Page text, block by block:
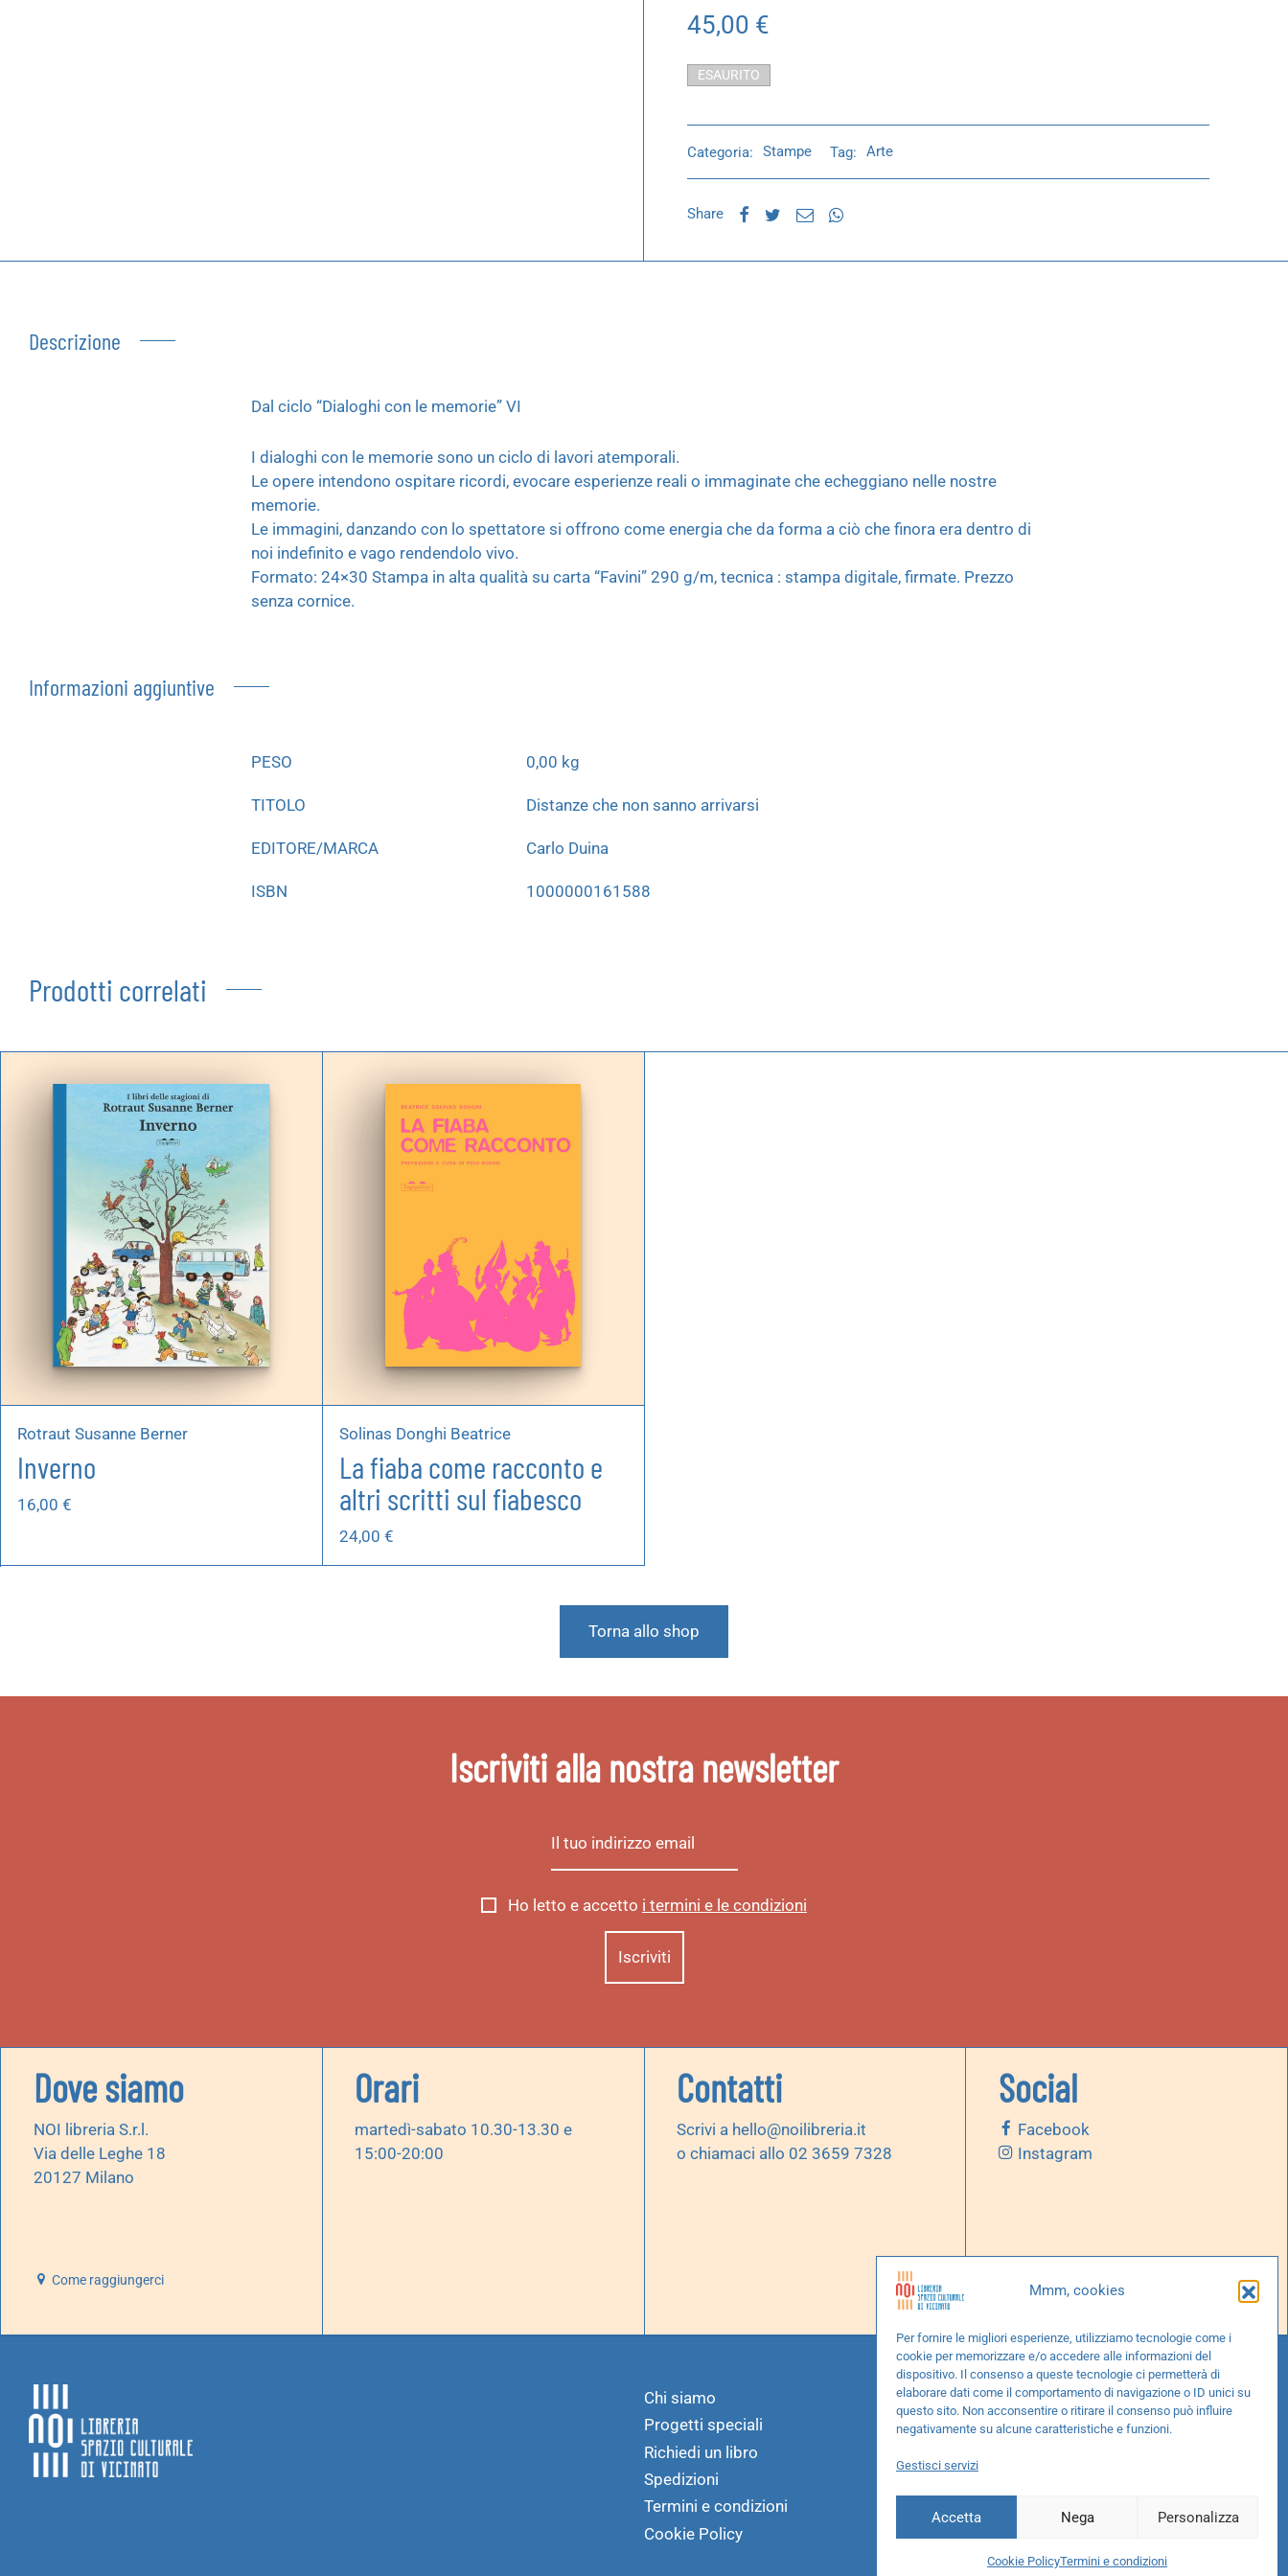
Mmm, cookies
Per fornire le migliori esperienze, utilizziamo tecnologie come i
cookie per memorizzare e/o accedere alle informazioni del
dispositivo. Il consenso a queste tecnologie ci permetterà di
elaborare dati come il comportamento di navigazione o ID unici su
questo sito. Non acconsentire o ritirare il consenso può influire
negativamente su alcune caratteristiche e funzioni.
Gestisci servizi
Accetta Nega Personalizza
Cookie PolicyTermini e condizioni
45,00 €
ESAURITO
Categoria: Stampe Tag: Arte
Share
Descrizione
Dal ciclo “Dialoghi con le memorie” VI
I dialoghi con le memorie sono un ciclo di lavori atemporali.
Le opere intendono ospitare ricordi, evocare esperienze reali o immaginate che echeggiano nelle nostre
memorie.
Le immagini, danzando con lo spettatore si offrono come energia che da forma a ciò che finora era dentro di
noi indefinito e vago rendendolo vivo.
Formato: 24×30 Stampa in alta qualità su carta “Favini” 290 g/m, tecnica : stampa digitale, firmate. Prezzo
senza cornice.
Informazioni aggiuntive
PESO 0,00 kg
TITOLO Distanze che non sanno arrivarsi
EDITORE/MARCA Carlo Duina
ISBN 1000000161588
Prodotti correlati
Rotraut Susanne Berner
Inverno
16,00 €
Solinas Donghi Beatrice
La fiaba come racconto e
altri scritti sul fiabesco
24,00 €
Torna allo shop
Iscriviti alla nostra newsletter
Ho letto e accetto i termini e le condizioni
Dove siamo
NOI libreria S.r.l.
Via delle Leghe 18
20127 Milano
Come raggiungerci
Orari
martedì-sabato 10.30-13.30 e
15:00-20:00
Contatti
Scrivi a hello@noilibreria.it
o chiamaci allo 02 3659 7328
Social
Facebook
Instagram
Chi siamo
Progetti speciali
Richiedi un libro
Spedizioni
Termini e condizioni
Cookie Policy